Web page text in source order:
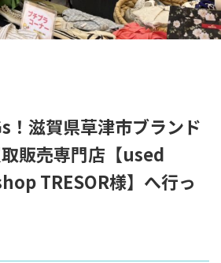
！滋賀県草津市ブランド
販売専門店【used
TRESOR様】へ行っ